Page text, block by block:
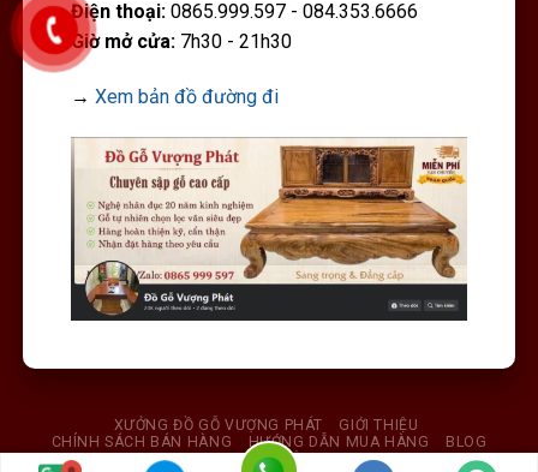
Điện thoại:0865.999.597 - 084.353.6666
Giờ mở cửa:7h30 - 21h30
→ Xem bản đồ đường đi
XƯỞNG ĐỒ GỖ VƯỢNG PHÁT
GIỚI THIỆU
CHÍNH SÁCH BÁN HÀNG
HƯỚNG DẪN MUA HÀNG
BLOG
LIÊN HỆ